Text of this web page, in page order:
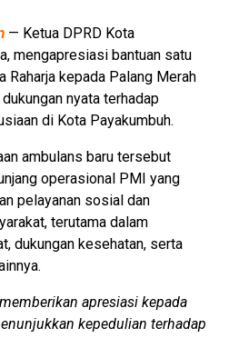
— Ketua DPRD Kota
mengapresiasi bantuan satu
Raharja kepada Palang Merah
nyata terhadap
di Kota Payakumbuh.
ambulans baru tersebut
operasional PMI yang
pelayanan sosial dan
terutama dalam
dukungan kesehatan, serta
apresiasi kepada
kepedulian terhadap